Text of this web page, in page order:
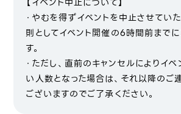
・やむを得ずイベントを中止させてい
則としてイベント開催の6時間前まで
す。
・ただし、直前のキャンセルによりイ
い人数となった場合は、それ以降のご
ございますのでご了承ください。